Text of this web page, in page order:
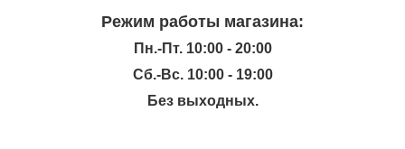
Режим работы магазина:
Пн.-Пт. 10:00 - 20:00
Сб.-Вс. 10:00 - 19:00
Без выходных.